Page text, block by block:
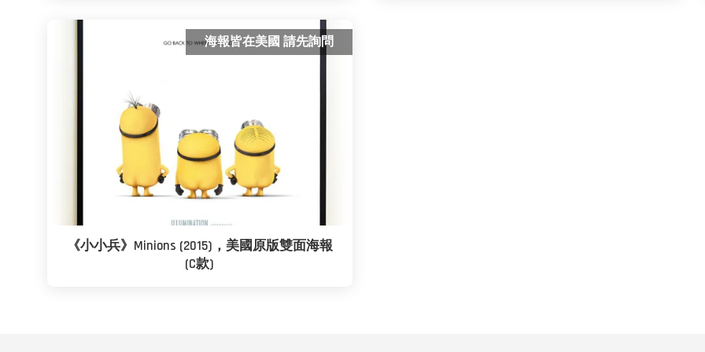
海報皆在美國 請先詢問
《小小兵》Minions (2015)，美國原版雙面海報
(C款)